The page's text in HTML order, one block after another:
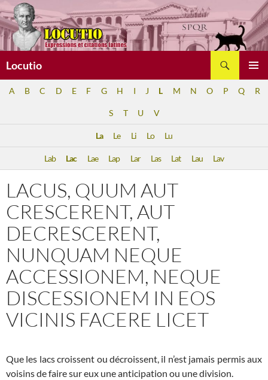
Aller
au
contenu
Locutio
A B C D E F G H I J L M N O P Q R
S T U V
La Le Li Lo Lu
Lab Lac Lae Lap Lar Las Lat Lau Lav
LACUS, QUUM AUT
CRESCERENT, AUT
DECRESCERENT,
NUNQUAM NEQUE
ACCESSIONEM, NEQUE
DISCESSIONEM IN EOS
VICINIS FACERE LICET
Que les lacs croissent ou décroissent, il n’est jamais permis aux
voisins de faire sur eux une anticipation ou une division.